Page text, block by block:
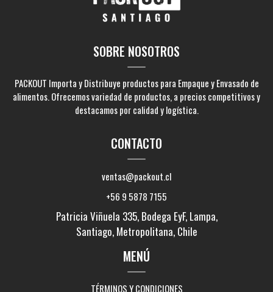
SOBRE NOSOTROS
PACKOUT Importa y Distribuye productos para Empaque y Envasado de
alimentos. Ofrecemos variedad de productos, a precios competitivos y
destacamos por calidad y logística.
CONTACTO
ventas@packout.cl
+56 9 5878 7155
Patricia Viñuela 335, Bodega EyF, Lampa,
Santiago, Metropolitana, Chile
MENÚ
TÉRMINOS Y CONDICIONES